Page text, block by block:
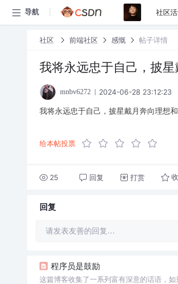
导航 社区
社区 前端社区 感慨 帖子详情
我将永远忠于自己，披
mnbv6272 2024-06-28 23:12:23
我将永远忠于自己，披星戴月奔向理想
给本帖投票
25 回复 打赏
回复
请发表友善的回复…
程序员是鼓励
这篇博客收集了一系列富有深意的话语，